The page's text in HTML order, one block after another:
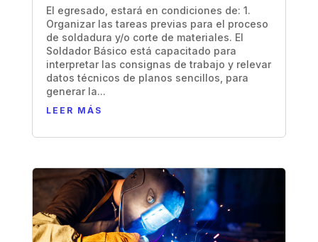
El egresado, estará en condiciones de: 1.
Organizar las tareas previas para el proceso
de soldadura y/o corte de materiales. El
Soldador Básico está capacitado para
interpretar las consignas de trabajo y relevar
datos técnicos de planos sencillos, para
generar la...
LEER MÁS